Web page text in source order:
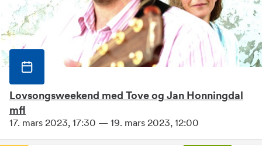
Lovsongsweekend med Tove og Jan Honningdal
mfl
17. mars 2023, 17:30 — 19. mars 2023, 12:00